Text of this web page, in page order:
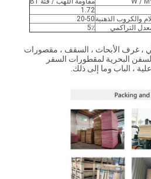
1.72
والكروب الذهنية 20-50
التراكمي 5٪
، غرف الأبحاث ، السقف ، مقصورات
البحرية لمقطورات السفر
، الباب وما إلى ذلك.